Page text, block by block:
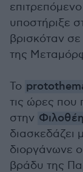
υποστήριξε
βρισκόταν σε
της
Το
τις ώρες που
στην Φιλοθέη
διασκεδάζει
διοργάνωνε
βράδυ της